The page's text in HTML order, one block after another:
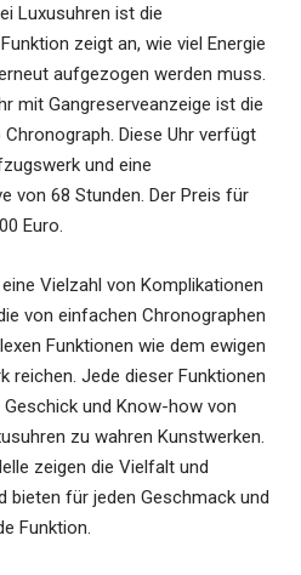
Luxusuhren ist die
zeigt an, wie viel Energie
aufgezogen werden muss.
mit Gangreserveanzeige ist die
Diese Uhr verfügt
und eine
von 68 Stunden. Der Preis für
Euro.
Vielzahl von Komplikationen
von einfachen Chronographen
Funktionen wie dem ewigen
reichen. Jede dieser Funktionen
und Know-how von
zu wahren Kunstwerken.
zeigen die Vielfalt und
bieten für jeden Geschmack und
Funktion.